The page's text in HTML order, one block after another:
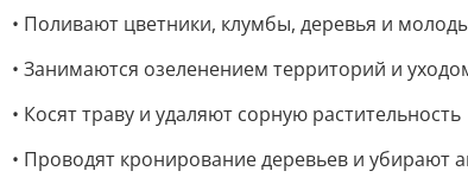
• Поливают цветники, клумбы, деревья и
• Занимаются озеленением территорий и
• Косят траву и удаляют сорную растительность
• Проводят кронирование деревьев и убирают